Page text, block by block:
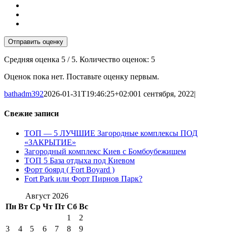
Отправить оценку
Средняя оценка 5 / 5. Количество оценок: 5
Оценок пока нет. Поставьте оценку первым.
bathadm3922026-01-31T19:46:25+02:001 сентября, 2022|
Свежие записи
ТОП — 5 ЛУЧШИЕ Загородные комплексы ПОД
«ЗАКРЫТИЕ»
Загородный комплекс Киев с Бомбоубежищем
ТОП 5 База отдыха под Киевом
Форт боярд ( Fort Boyard )
Fort Park или Форт Пирнов Парк?
Август 2026
Пн Вт Ср Чт Пт Сб Вс
1
2
3
4 5 6 7 8
9